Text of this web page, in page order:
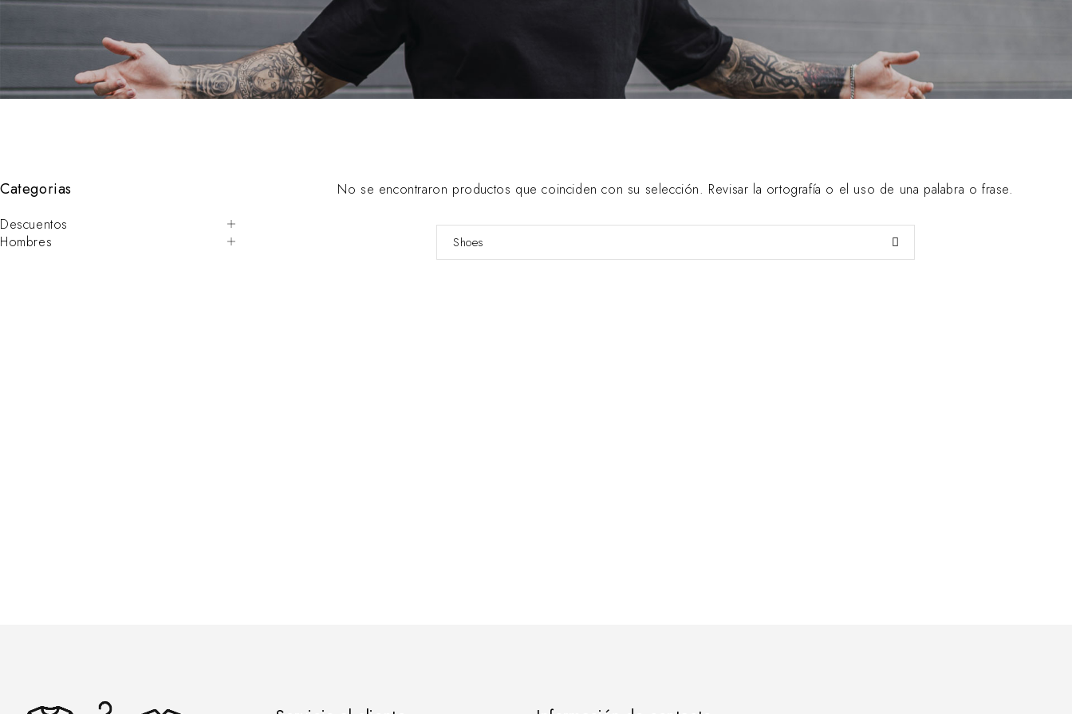
Categorias
Descuentos
Hombres
No se encontraron productos que coinciden con su selección. Revisar la ortografía o el uso de una palabra o frase.